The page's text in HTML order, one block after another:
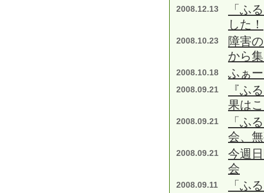
2008.12.13
「ふ
した！
2008.10.23
障害
から
2008.10.18 ふぁ
2008.09.21
『ふ
果は
2008.09.21
「ふ
会、
2008.09.21
今週
会
2008.09.11
「ふ